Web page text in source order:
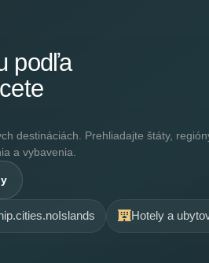
podľa
destináciách. Prehliadajte štáty,
a vybavenia.
Hotely a